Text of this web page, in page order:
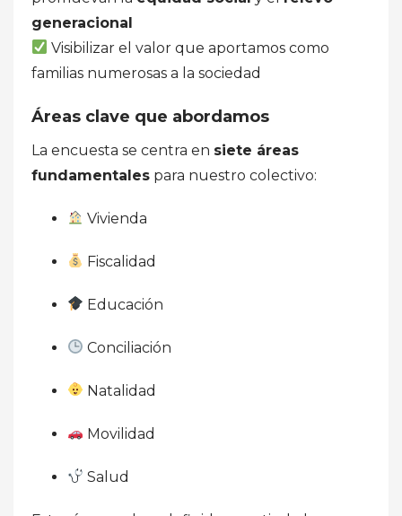
generacional
Visibilizar el valor que aportamos como
familias numerosas a la sociedad
Áreas clave que abordamos
La encuesta se centra en siete áreas
fundamentales para nuestro colectivo:
Vivienda
Fiscalidad
Educación
Conciliación
Natalidad
Movilidad
Salud